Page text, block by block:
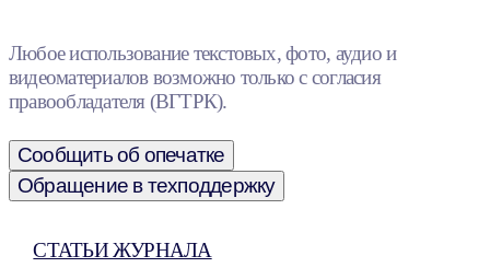
Любое использование текстовых, фото, аудио и
видеоматериалов возможно только с согласия
правообладателя (ВГТРК).
Сообщить об опечатке
Обращение в техподдержку
СТАТЬИ ЖУРНАЛА